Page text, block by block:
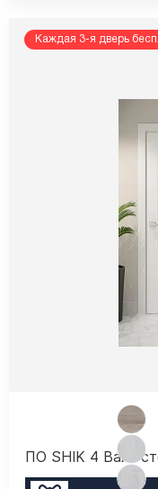
Каждая 3-я дверь
ПО SHIK 4 Вайт